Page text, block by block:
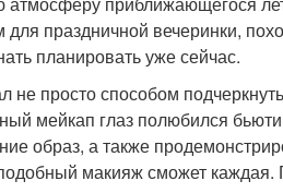
праздничной вечеринки,
планировать уже сейчас.
не просто способом
мейкап глаз полюбился
образ, а также
подобный макияж сможет